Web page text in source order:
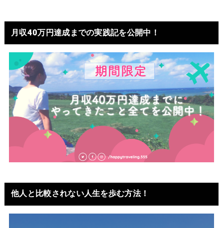
月収40万円達成までの実践記を公開中！
他人と比較されない人生を歩む方法！